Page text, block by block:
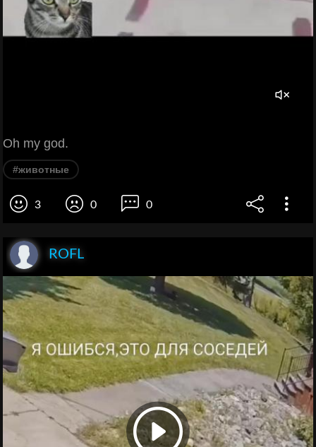
Oh my god.
#животные
3 0 0
ROFL